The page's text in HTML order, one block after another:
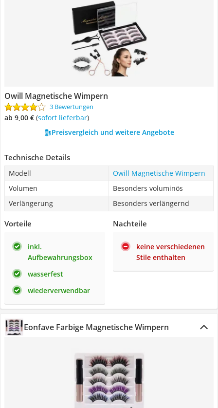
Owill Magnetische Wimpern
3 Bewertungen
ab 9,00 € ( Sofort lieferbar)
Preisvergleich und weitere Angebote
Technische Details
Modell
Owill Magnetische Wimpern
Volumen
Besonders voluminös
Verlängerung
Besonders verlängernd
Vorteile
inkl.
Aufbewahrungsbox
wasserfest
wiederverwendbar
Nachteile
keine verschiedenen
Stile enthalten
Eonfave Farbige Magnetische Wimpern